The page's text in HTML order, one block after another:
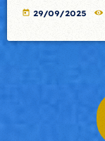
today 29/09/2025